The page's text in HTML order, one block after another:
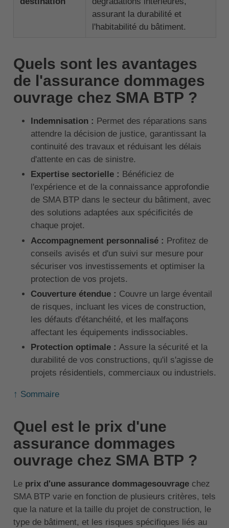
assurant la durabilité et
l'habitabilité du bâtiment.
Quels sont les avantages
de l'assurance dommages
ouvrage chez SMA BTP ?
Indemnisation : Permet des réparations sans
attendre la décision de justice, garantissant la
continuité des travaux et réduisant les délais
d'attente en cas de sinistre.
Expertise sectorielle : Bénéficiez de
l'expérience et de la connaissance approfondie
de SMA BTP dans le secteur du bâtiment, avec
des solutions adaptées aux spécificités de
chaque projet.
Accompagnement personnalisé : Profitez de
conseils avisés et d'un suivi sur mesure pour
sécuriser vos investissements et optimiser la
protection de vos projets.
Couverture étendue : Couvre un large éventail
de risques, incluant les vices de construction,
les défauts d'étanchéité, et les malfaçons
affectant les équipements indissociables.
Protection optimale : Assure la sécurité et la
durabilité de vos constructions, qu'il s'agisse de
projets résidentiels, commerciaux ou industriels.
↑ Sommaire
Quel est le prix d'une
assurance dommages
ouvrage chez SMA BTP ?
Le prix d'une assurance dommagesouvrage chez
SMA BTP varie en fonction de plusieurs critères, tels
que la nature et la taille du projet de construction, le
type de bâtiment, et les risques spécifiques liés au